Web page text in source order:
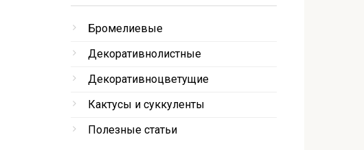
Бромелиевые
Декоративнолистные
Декоративноцветущие
Кактусы и суккуленты
Полезные статьи